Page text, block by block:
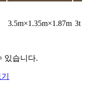
3.5m×1.35m×1.87m 3t
있습니다.